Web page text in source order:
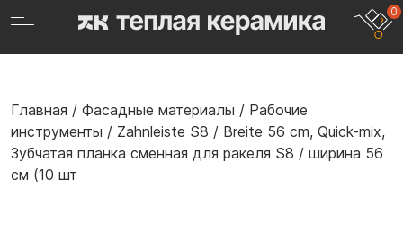
0
Главная / Фасадные материалы / Рабочие
инструменты / Zahnleiste S8 / Breite 56 cm, Quick-mix,
Зубчатая планка сменная для ракеля S8 / ширина 56
см (10 шт